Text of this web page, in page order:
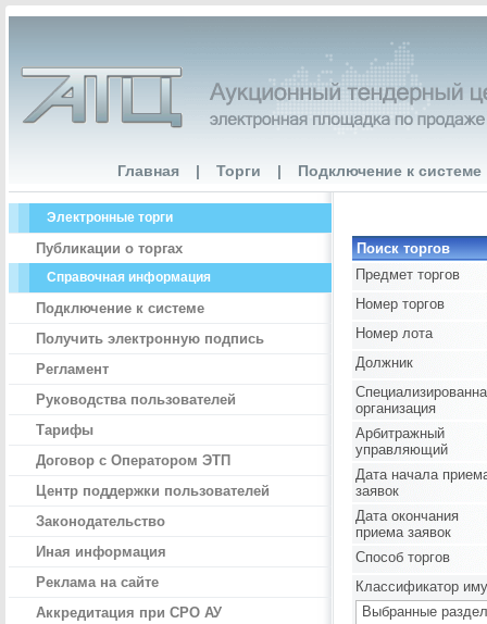
Главная | Торги | Подключение к системе
Электронные торги
Публикации о торгах
Справочная информация
Подключение к системе
Получить электронную подпись
Регламент
Руководства пользователей
Тарифы
Договор с Оператором ЭТП
Центр поддержки пользователей
Законодательство
Иная информация
Реклама на сайте
Аккредитация при СРО АУ
Поиск торгов
Предмет торгов
Номер торгов
Номер лота
Должник
организация
Арбитражный
управляющий
Дата начала
заявок
Дата окончания
приема заявок
Способ торгов
Классификатор
Выбранные